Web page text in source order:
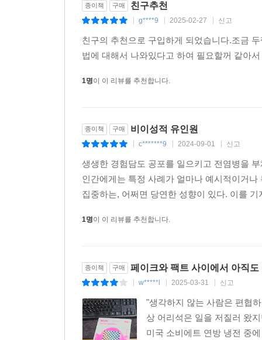
종이책 구매 친구추천
g****9 2025-02-27 신고
친구의 추천으로 구입하게 되었습니다.조금
법에 대해서 나와있다고 하여 필요할꺼 같아
1명이 이 리뷰를 추천합니다.
종이책 구매 비이성적 유인원
c*******9 2024-09-01 신고
생생한 경험담도 공포를 일으키고 전염병을
인간에게는 특정 사례가 얼마나 예시적이거
집중하는, 어쩌면 당연한 성향이 있다. 이를
1명이 이 리뷰를 추천합니다.
종이책 구매 페이크와 팩트 사이에서 아직도
w*****l 2025-03-31 신고
"생각하지 않는 사람은 편협
상 어리석은 일을 저질러 왔
미국 소비에트 연방 냉전 중